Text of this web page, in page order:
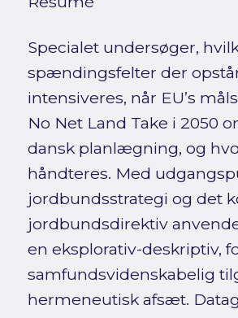
Specialet undersøger,
spændingsfelter der
intensiveres, når EU’s
No Net Land Take i 2050
dansk planlægning, og
håndteres. Med
jordbundsstrategi og det
jordbundsdirektiv
en eksplorativ-deskriptiv,
samfundsvidenskabelig
hermeneutisk afsæt.